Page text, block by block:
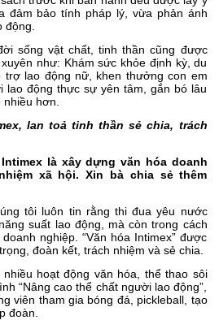
đảm bảo tính pháp lý, vừa phản ánh
sống vật chất, tinh thần cũng được
như: Khám sức khỏe định kỳ, du
trợ lao động nữ, khen thưởng con em
động thực sự yên tâm, gắn bó lâu
hơn.
lan toả tinh thần sẻ chia, trách
là xây dựng văn hóa doanh
xã hội. Xin bà chia sẻ thêm
tôi luôn tin rằng thi đua yêu nước
suất lao động, mà còn trong cách
nghiệp. “Văn hóa Intimex” được
đoàn kết, trách nhiệm và sẻ chia.
hoạt động văn hóa, thể thao sôi
“Nâng cao thể chất người lao động”,
viên tham gia bóng đá, pickleball, tạo
đoàn.